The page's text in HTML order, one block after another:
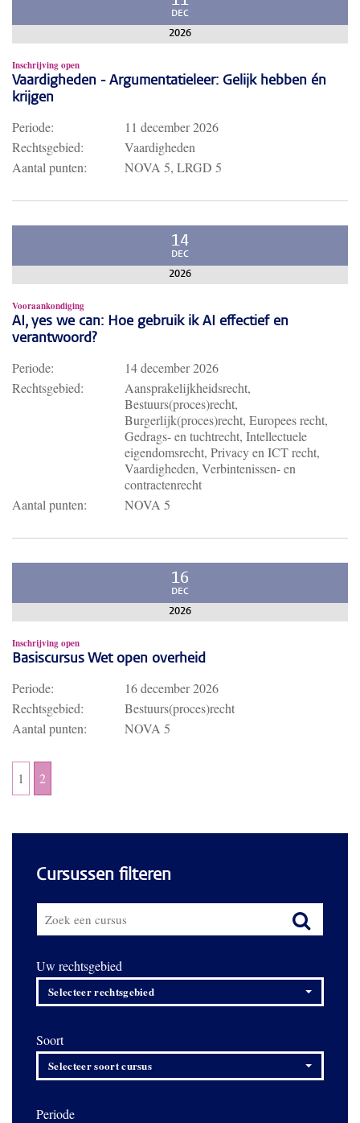
DEC
2026
Inschrijving open
Vaardigheden - Argumentatieleer: Gelijk hebben én
krijgen
Periode:
11 december 2026
Rechtsgebied:
Vaardigheden
Aantal punten:
NOVA 5, LRGD 5
14
DEC
2026
Vooraankondiging
AI, yes we can: Hoe gebruik ik AI effectief en
verantwoord?
Periode:
14 december 2026
Rechtsgebied:
Aansprakelijkheidsrecht,
Bestuurs(proces)recht,
Burgerlijk(proces)recht, Europees recht,
Gedrags- en tuchtrecht, Intellectuele
eigendomsrecht, Privacy en ICT recht,
Vaardigheden, Verbintenissen- en
contractenrecht
Aantal punten:
NOVA 5
16
DEC
2026
Inschrijving open
Basiscursus Wet open overheid
Periode:
16 december 2026
Rechtsgebied:
Bestuurs(proces)recht
Aantal punten:
NOVA 5
1 2
Cursussen filteren
Uw rechtsgebied
Selecteer rechtsgebied
Soort
Selecteer soort cursus
Periode